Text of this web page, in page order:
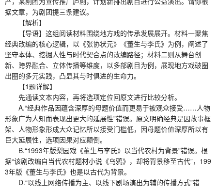
据文章，为剧团提三条建议。
【解析】
【导语】这组阅读材料围绕地方戏的传承发展展开。材料一聚焦
经典改编的核心逻辑，以《张协状元》《董生与李氏》为例，阐述了
坚守本体、挖掘人性与时代契合点的改编路径；材料二则从舞台创
新、跨界融合、立体传播等维度，以多部剧目为例，展现地方戏破圈
出圈的多元实践，凸显其与时俱进的生命力。
【1题详解】
先通读文本内容，再将选项定位回原文进行比较分析。
A.“经典作品因蕴含深厚的母题价值而更易于被观众接受……人物
形象广为人知而表现出更大的延展性”错误。原文明确经典是因故事框
架、人物形象形成大众记忆所以接受门槛低，因母题价值深厚所以有
巨大延展性，选项因果对应颠倒。
B.“1993年版梨园戏《董生与李氏》以当代农村为背景”错误。根
据“该剧改编自当代农村题材小说《乌鸦》，却将背景移至古代”，199
3年版《董生与李氏》也是以古代为背景。
D.“以线上网络传播为主、以线下剧场演出为辅的传播方式”错